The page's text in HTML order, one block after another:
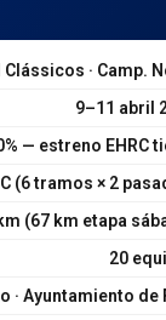
Clássicos · Camp.
9–11 abril
— estreno EHRC
(6 tramos × 2
(67 km etapa
20
· Ayuntamiento de